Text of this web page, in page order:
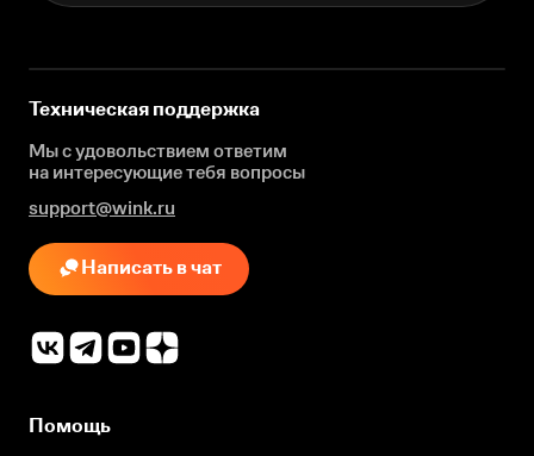
Техническая поддержка
Мы с удовольствием ответим
на интересующиетебя вопросы
support@wink.ru
Написать в чат
Помощь